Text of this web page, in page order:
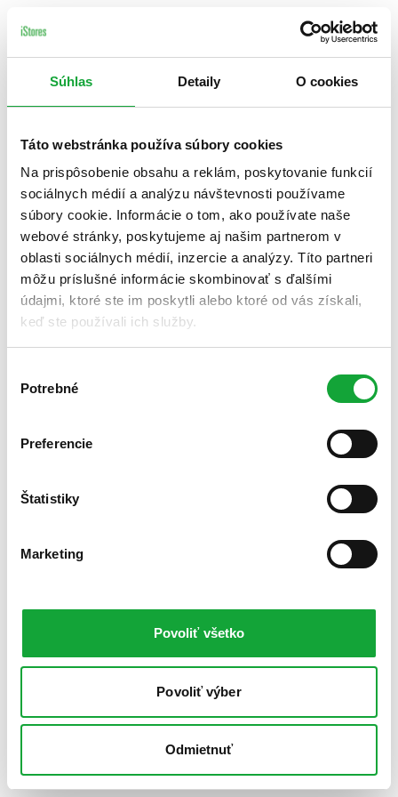
Súhlas Detaily O cookies
Táto webstránka používa súbory cookies
Na prispôsobenie obsahu a reklám, poskytovanie funkcií
sociálnych médií a analýzu návštevnosti používame
súbory cookie. Informácie o tom, ako používate naše
webové stránky, poskytujeme aj našim partnerom v
oblasti sociálnych médií, inzercie a analýzy. Títo partneri
môžu príslušné informácie skombinovať s ďalšími
údajmi, ktoré ste im poskytli alebo ktoré od vás získali,
keď ste používali ich služby.
súhlasu
Potrebné
Preferencie
Štatistiky
Marketing
Povoliť všetko
Povoliť výber
Odmietnuť